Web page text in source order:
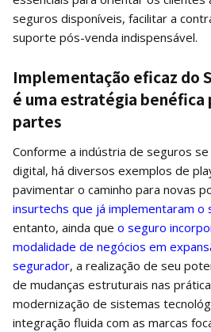
seguros disponíveis, facilitar a
suporte pós-venda indispensável.
Implementação eficaz do
é uma estratégia benéfica
partes
Conforme a indústria de seguros
digital, há diversos exemplos de
pavimentar o caminho para novas
insurtechs que já implementaram o
entanto, ainda que o seguro
modalidade de negócios em
segurador, a realização de seu
de mudanças estruturais nas
modernização de sistemas
integração fluida com as marcas